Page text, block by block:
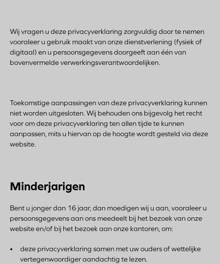
Wij vragen u deze privacyverklaring zorgvuldig door te nemen
vooraleer u gebruik maakt van onze dienstverlening (fysiek of
digitaal) en u persoonsgegevens doorgeeft aan één van
bovenvermelde verwerkingsverantwoordelijken.
Toekomstige aanpassingen van deze privacyverklaring kunnen
niet worden uitgesloten. Wij behouden ons bijgevolg het recht
voor om deze privacyverklaring ten allen tijde te kunnen
aanpassen, mits u hiervan op de hoogte wordt gesteld via deze
website.
Minderjarigen
Bent u jonger dan 16 jaar, dan moedigen wij u aan, vooraleer u
persoonsgegevens aan ons meedeelt bij het bezoek van onze
website en/of bij het bezoek aan onze kantoren, om:
deze privacyverklaring samen met uw ouders of wettelijke
vertegenwoordiger aandachtig te lezen.